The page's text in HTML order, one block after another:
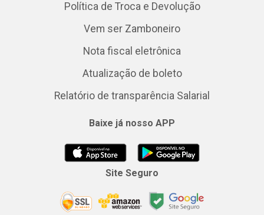
Política de Troca e Devolução
Vem ser Zamboneiro
Nota fiscal eletrônica
Atualização de boleto
Relatório de transparência Salarial
Baixe já nosso APP
Site Seguro